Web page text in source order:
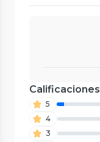
Calificaciones
5
4
3